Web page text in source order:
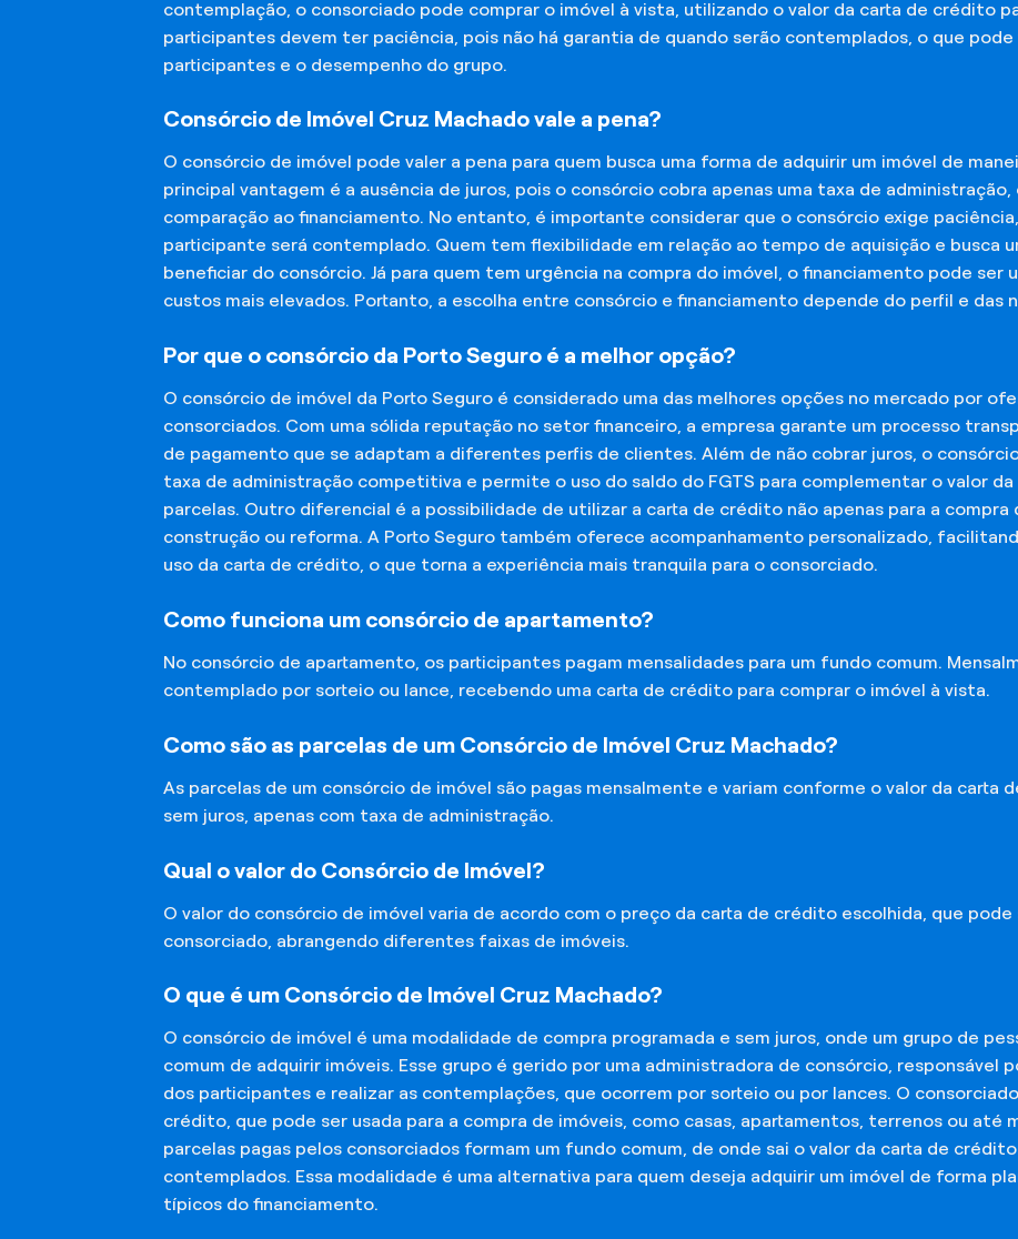
contemplação, o consorciado pode comprar o imóvel à vista, utilizando o valor da carta de crédito
participantes devem ter paciência, pois não há garantia de quando serão contemplados, o que
participantes e o desempenho do grupo.
Consórcio de Imóvel Cruz Machado vale a pena?
O consórcio de imóvel pode valer a pena para quem busca uma forma de adquirir um imóvel de
principal vantagem é a ausência de juros, pois o consórcio cobra apenas uma taxa de
comparação ao financiamento. No entanto, é importante considerar que o consórcio exige
participante será contemplado. Quem tem flexibilidade em relação ao tempo de aquisição e busca
beneficiar do consórcio. Já para quem tem urgência na compra do imóvel, o financiamento pode ser
custos mais elevados. Portanto, a escolha entre consórcio e financiamento depende do perfil e das
Por que o consórcio da Porto Seguro é a melhor opção?
O consórcio de imóvel da Porto Seguro é considerado uma das melhores opções no mercado por
consorciados. Com uma sólida reputação no setor financeiro, a empresa garante um processo
de pagamento que se adaptam a diferentes perfis de clientes. Além de não cobrar juros, o
taxa de administração competitiva e permite o uso do saldo do FGTS para complementar o valor
parcelas. Outro diferencial é a possibilidade de utilizar a carta de crédito não apenas para a compra
construção ou reforma. A Porto Seguro também oferece acompanhamento personalizado,
uso da carta de crédito, o que torna a experiência mais tranquila para o consorciado.
Como funciona um consórcio de apartamento?
No consórcio de apartamento, os participantes pagam mensalidades para um fundo comum.
contemplado por sorteio ou lance, recebendo uma carta de crédito para comprar o imóvel à vista.
Como são as parcelas de um Consórcio de Imóvel Cruz Machado?
As parcelas de um consórcio de imóvel são pagas mensalmente e variam conforme o valor da carta
sem juros, apenas com taxa de administração.
Qual o valor do Consórcio de Imóvel?
O valor do consórcio de imóvel varia de acordo com o preço da carta de crédito escolhida, que
consorciado, abrangendo diferentes faixas de imóveis.
O que é um Consórcio de Imóvel Cruz Machado?
O consórcio de imóvel é uma modalidade de compra programada e sem juros, onde um grupo de
comum de adquirir imóveis. Esse grupo é gerido por uma administradora de consórcio, responsável
dos participantes e realizar as contemplações, que ocorrem por sorteio ou por lances. O
crédito, que pode ser usada para a compra de imóveis, como casas, apartamentos, terrenos ou até
parcelas pagas pelos consorciados formam um fundo comum, de onde sai o valor da carta de
contemplados. Essa modalidade é uma alternativa para quem deseja adquirir um imóvel de forma
típicos do financiamento.